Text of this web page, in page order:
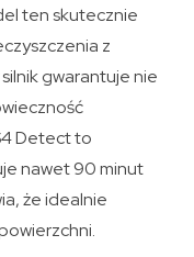
ten skutecznie
z
gwarantuje nie
Detect to
nawet 90 minut
że idealnie